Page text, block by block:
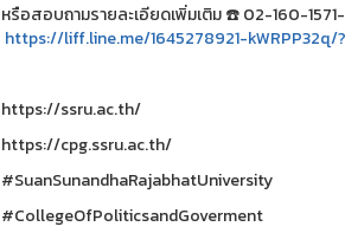
หรือสอบถามรายละเอียดเพิ่มเติม ☎️ 02-160-
https://liff.line.me/1645278921-kWRPP32q/
https://ssru.ac.th/
https://cpg.ssru.ac.th/
#SuanSunandhaRajabhatUniversity
#CollegeOfPoliticsandGoverment